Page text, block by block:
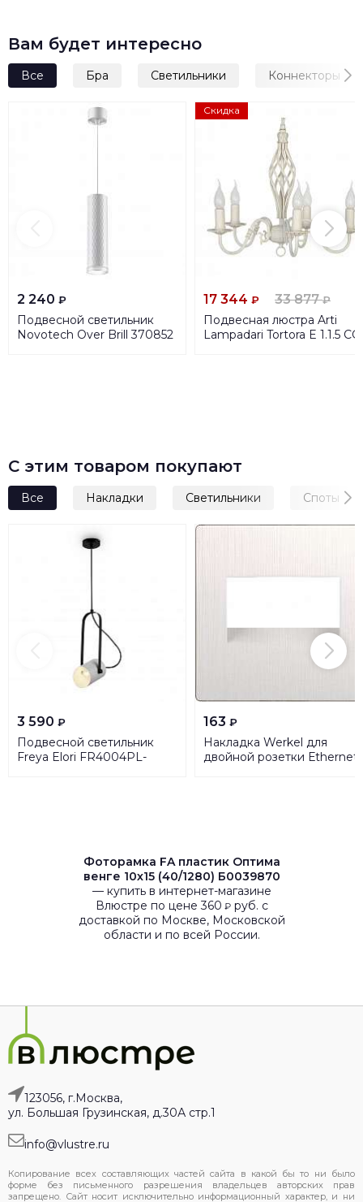
Вам будет интересно
Все Бра Светильники Коннекторы
2 240 ₽
Подвесной светильник
Novotech Over Brill 370852
Скидка
17 344 ₽ 33 877₽
Подвесная люстра Arti
Lampadari Tortora E 1.1.5 CG
С этим товаром покупают
Все Накладки Светильники Споты
3 590 ₽
Подвесной светильник
Freya Elori FR4004PL-
163 ₽
Накладка Werkel для
двойной розетки Еthernet
Фоторамка FA пластик Оптима
венге 10х15 (40/1280) Б0039870
— купить в интернет-магазине
Влюстре по цене 360 ₽руб. с
доставкой по Москве, Московской
области и по всей России.
123056, г.Москва,
ул. Большая Грузинская, д.30А стр.1
info@vlustre.ru
Копирование всех составляющих частей сайта в какой бы то ни было
форме без письменного разрешения владельцев авторских прав
запрещено. Сайт носит исключительно информационный характер, и ни